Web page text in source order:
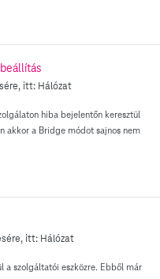
itt: Hálózat
hiba bejelentőn keresztül
akkor a Bridge módot sajnos nem
itt: Hálózat
a szolgáltatói eszközre. Ebből már